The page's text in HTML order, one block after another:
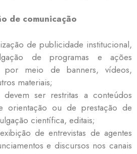
de comunicação
de publicidade institucional,
de programas e ações
por meio de banners, vídeos,
materiais;
devem ser restritas a conteúdos
orientação ou de prestação de
científica, editais;
de entrevistas de agentes
e discursos nos canais